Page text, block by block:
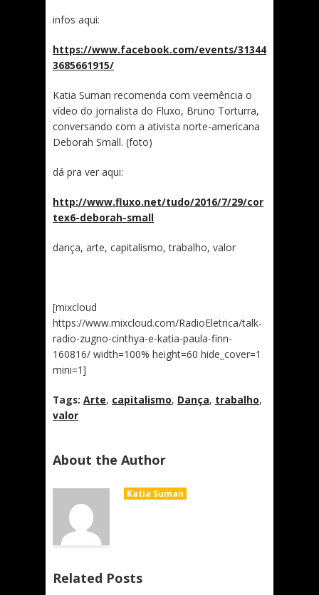
infos aqui:
https://www.facebook.com/events/31344
3685661915/
Katia Suman recomenda com veemência o
vídeo do jornalista do Fluxo, Bruno Torturra,
conversando com a ativista norte-americana
Deborah Small. (foto)
dá pra ver aqui:
http://www.fluxo.net/tudo/2016/7/29/cor
tex6-deborah-small
dança, arte, capitalismo, trabalho, valor
[mixcloud
https://www.mixcloud.com/RadioEletrica/talk-
radio-zugno-cinthya-e-katia-paula-finn-
160816/ width=100% height=60 hide_cover=1
mini=1]
Tags: Arte, capitalismo, Dança, trabalho,
valor
About the Author
Katia Suman
Related Posts